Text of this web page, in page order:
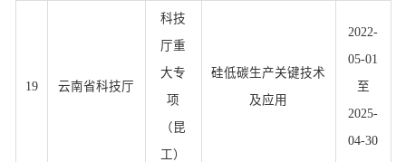
19 云南省科技厅
科技
厅重
大专
项
（昆
工）
硅低碳生产关键技术
及应用
2022-
05-01
至
2025-
04-30